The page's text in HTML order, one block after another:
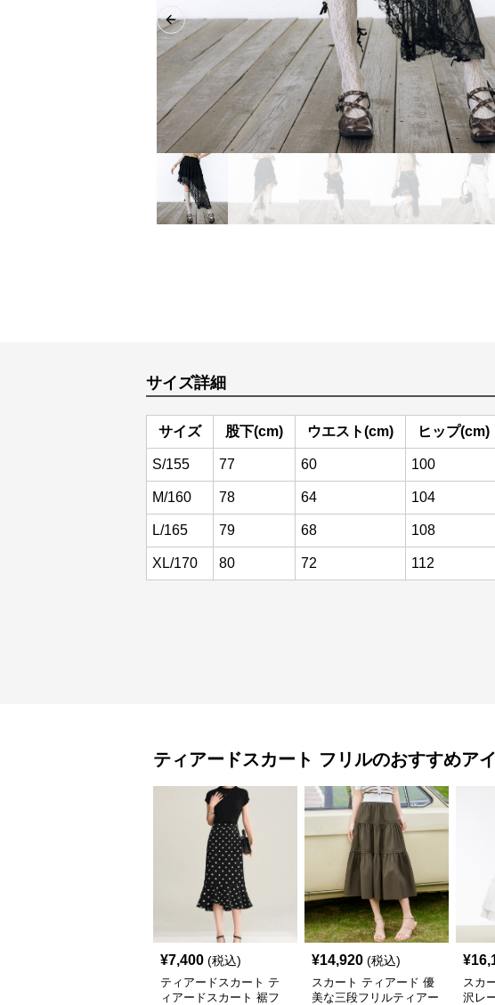
Previous slide
サイズ詳細
サイズ 股下(cm) ウエスト(cm) ヒップ(cm)
S/155 77 60 100
M/160 78 64 104
L/165 79 68 108
XL/170 80 72 112
ティアードスカート フリルのおすすめア
¥7,400 (税込)
ティアードスカート テ
ィアードスカート 裾フ
¥14,920 (税込)
スカート ティアード 優
美な三段フリルティアー
¥
スカ
沢レ